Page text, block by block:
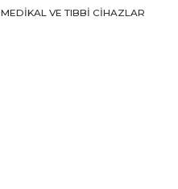
MEDİKAL VE TIBBİ CİHAZLAR